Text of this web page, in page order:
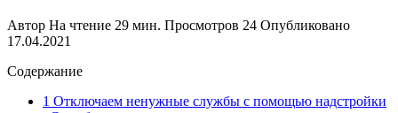
Автор На чтение 29 мин. Просмотров 24 Опубликовано
17.04.2021
Содержание
1 Отключаем ненужные службы с помощью надстройки